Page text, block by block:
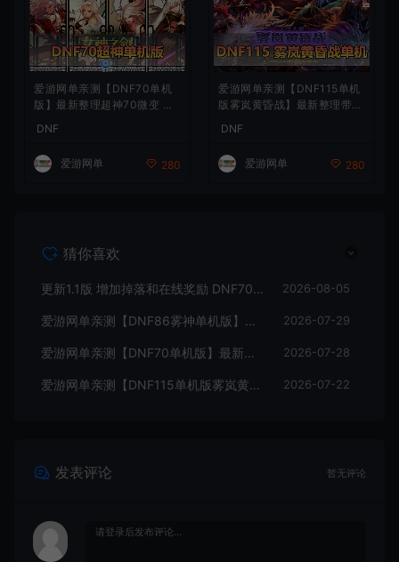
爱游网单亲测【DNF70单机
版】最新整理超神70微变 魂
内辅 异次元护石宝珠 未加密
PVF虚拟机一键端 视频安装
教学
DNF
爱游网单 280
爱游网单亲测【DNF115单机
版雾岚黄昏战】最新整理带魔
鬼剑女格斗新模型 美神 雾岚
副本 太初装备 快捷内辅 虚拟
机一键端 视频安装教学
DNF
爱游网单 280
猜你喜欢
更新1.1版 增加掉落和在线奖励 DNF70星月侍魂联机版 丰富异次元技能装备词条 护石 辟邪玉 皮肤外观 BUFF技能徽章 史诗装备特效徽章 技能宝珠等 在线点 装备靠爆 2026-08-05
爱游网单亲测【DNF86雾神单机版】最新整理宽屏 带内辅便捷 新技能 界面UI 大冰龙 新深渊副本 技能护石 虚拟机一键端 视频安装教学 2026-07-29
爱游网单亲测【DNF70单机版】最新整理超神70微变 魂图 异界 安图恩 四小龙 镶嵌 内辅 异次元护石宝珠 未加密PVF虚拟机一键端 视频安装教学 2026-07-28
爱游网单亲测【DNF115单机版雾岚黄昏战】最新整理带魔枪三职业 女鬼剑 女圣职者 男鬼剑女格斗新模型 美神 雾岚副本 太初装备 快捷内辅 虚拟机一键端 视频安装教学 2026-07-22
发表评论 暂无评论